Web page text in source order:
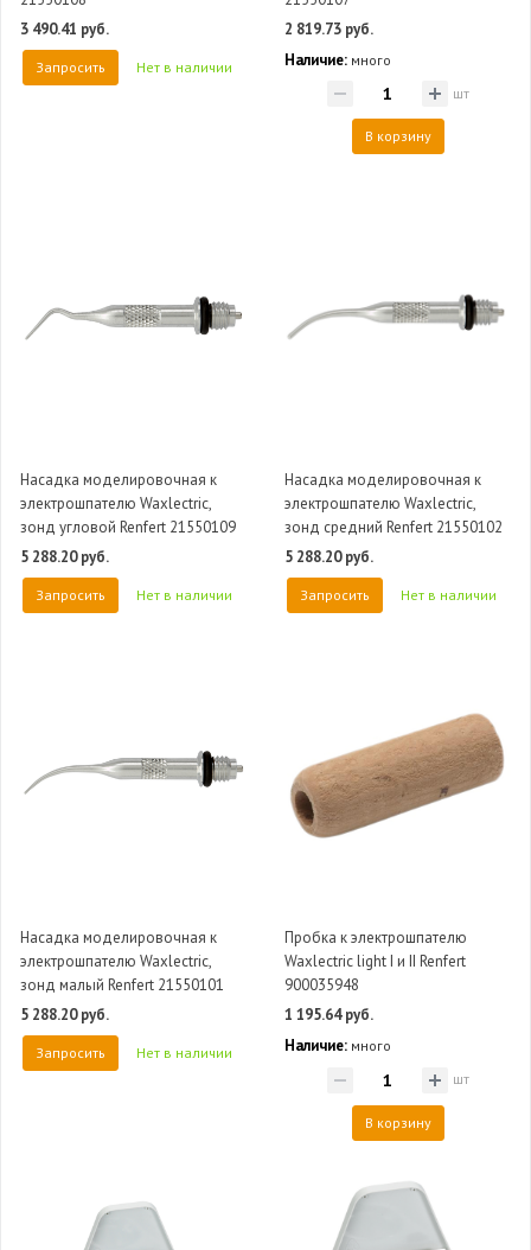
3 490.41 руб.
Запросить Нет в наличии
2 819.73 руб.
Наличие: много
шт
В корзину
Насадка моделировочная к
электрошпателю Waxlectric,
зонд угловой Renfert 21550109
5 288.20 руб.
Запросить Нет в наличии
Насадка моделировочная к
электрошпателю Waxlectric,
зонд средний Renfert 21550102
5 288.20 руб.
Запросить Нет в наличии
Насадка моделировочная к
электрошпателю Waxlectric,
зонд малый Renfert 21550101
5 288.20 руб.
Запросить Нет в наличии
Пробка к электрошпателю
Waxlectric light I и II Renfert
900035948
1 195.64 руб.
Наличие: много
шт
В корзину